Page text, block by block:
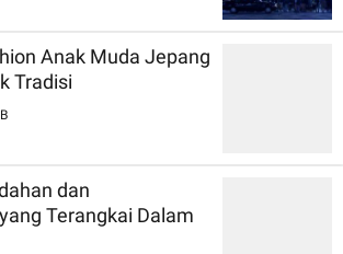
Anak Muda Jepang
Tradisi
dan
Terangkai Dalam